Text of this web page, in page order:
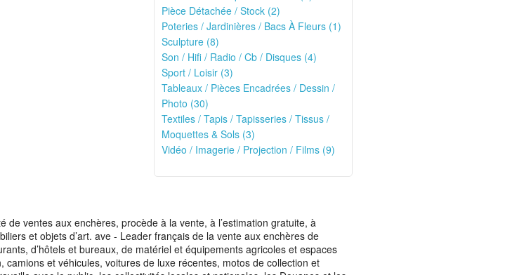
Pièce Détachée / Stock (2)
Poteries / Jardinières / Bacs À Fleurs (1)
Sculpture (8)
Son / Hifi / Radio / Cb / Disques (4)
Sport / Loisir (3)
Tableaux / Pièces Encadrées / Dessin /
Photo (30)
Textiles / Tapis / Tapisseries / Tissus /
Moquettes & Sols (3)
Vidéo / Imagerie / Projection / Films (9)
ventes aux enchères, procède à la vente, à l’estimation gratuite, à
et objets d’art. ave - Leader français de la vente aux enchères de
d’hôtels et bureaux, de matériel et équipements agricoles et espaces
et véhicules, voitures de luxe récentes, motos de collection et